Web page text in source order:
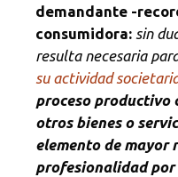
demandante -
consumidora: sin
resulta necesaria
su actividad
proceso productivo
otros bienes o
elemento de mayor
profesionalidad por